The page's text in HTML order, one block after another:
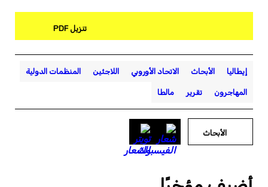
تنزيل PDF
إيطاليا الأبحاث الاتحاد الأوروبي اللاجئين المنظمات الدولية
المهاجرون تقرير مالطا
الأبحاث